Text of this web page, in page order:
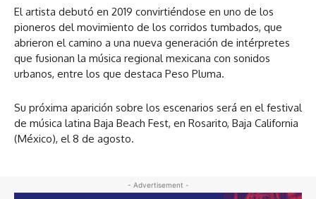
El artista debutó en 2019 convirtiéndose en uno de los
pioneros del movimiento de los corridos tumbados, que
abrieron el camino a una nueva generación de intérpretes
que fusionan la música regional mexicana con sonidos
urbanos, entre los que destaca Peso Pluma.
Su próxima aparición sobre los escenarios será en el festival
de música latina Baja Beach Fest, en Rosarito, Baja California
(México), el 8 de agosto.
- Advertisement -